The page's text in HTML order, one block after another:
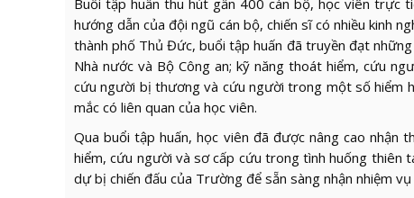
Buổi tập huấn thu hút gần 400 cán bộ, học viên
hướng dẫn của đội ngũ cán bộ, chiến sĩ có nhiều kinh
thành phố Thủ Đức, buổi tập huấn đã truyền đạt
Nhà nước và Bộ Công an; kỹ năng thoát hiểm, cứu
cứu người bị thương và cứu người trong một số hiểm
mắc có liên quan của học viên.
Qua buổi tập huấn, học viên đã được nâng cao
hiểm, cứu người và sơ cấp cứu trong tình huống thiên
dự bị chiến đấu của Trường để sẵn sàng nhận nhiệm vụ